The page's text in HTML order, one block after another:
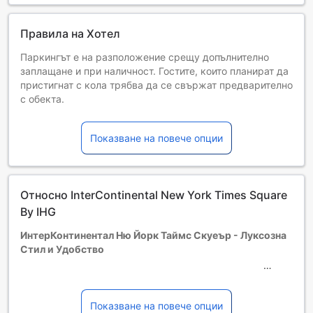
Правила на Хотел
Паркингът е на разположение срещу допълнително
заплащане и при наличност. Гостите, които планират да
пристигнат с кола трябва да се свържат предварително
с обекта.
All guests will be charged a destination fee which is
collected at the property. The fee includes:
- USD 20 food & beverage credit per day
- USD 15 laundry/dry cleaning credit per day
- Local & international calls
- Gulliver's Gate museum pass
Circle/Time Warner Center
showers. Reserving rooms with bathtubs can be done via
requests, and is dependent on availability.
Показване на повече опции
Относно InterContinental New York Times Square
By IHG
ИнтерКонтинентал Ню Йорк Таймс Скуеър - Луксозна
Стил и Удобство
Разположен в сърцето на Ню Йорк, ИнтерКонтинентал
Ню Йорк Таймс Скуеър е петзвезден хотел, който
Показване на повече опции